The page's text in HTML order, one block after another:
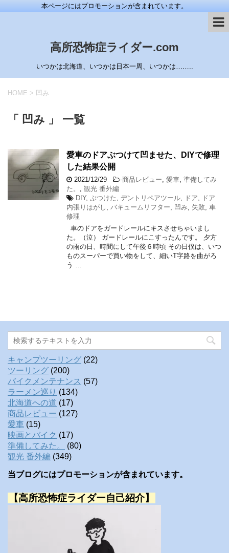
本ページにはプロモーションが含まれています。
高所恐怖症ライダー.com
いつかは北海道、いつかは日本一周、いつかは……..
HOME > 凹み
「 凹み 」 一覧
愛車のドアぶつけて凹ませた、DIYで修理
した結果公開
2021/12/29 -商品レビュー 愛車 準備してみ
た。
観光 番外編
DIY, ぶつけた デントリペアツール ドア
ドア
内張りはがし
バキュームリフター 凹み 失敗 車
修理
車のドアをガードレールにキスさせちゃいまし
た。（泣） ガードレールにこすったんです。 夕方
の雨の日、時間にして午後６時頃 その日僕は、いつ
ものスーパーで買い物をして、細いT字路を曲がろ
う …
キャンプツーリング (22)
ツーリング (200)
バイクメンテナンス (57)
ラーメン巡り (134)
北海道への道 (17)
商品レビュー (127)
愛車 (15)
映画とバイク (17)
準備してみた。
(80)
観光 番外編 (349)
当ブログにはプロモーションが含まれています。
【高所恐怖症ライダー自己紹介】